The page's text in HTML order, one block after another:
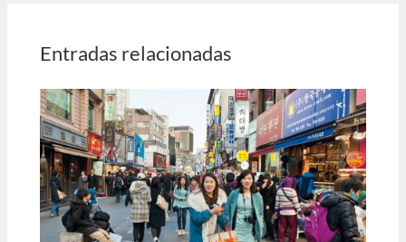
Entradas relacionadas